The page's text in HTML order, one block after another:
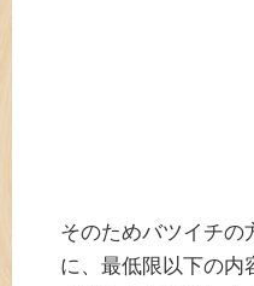
そのためバツイチの
に、最低限以下の内